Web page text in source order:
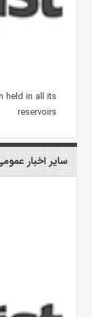
held in all its
reservoirs
سایر اخبار